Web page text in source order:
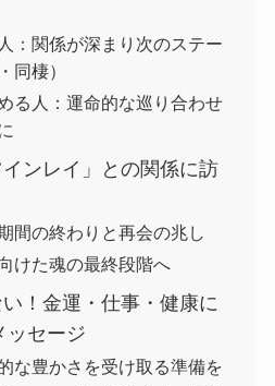
：関係が深まり次のステー
同棲）
る人：運命的な巡り合わせ
ンレイ」との関係に訪
間の終わりと再会の兆し
けた魂の最終段階へ
！金運・仕事・健康に
ッセージ
な豊かさを受け取る準備を